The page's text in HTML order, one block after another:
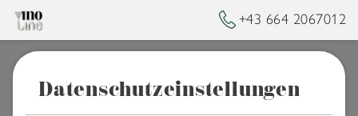
+43 664 2067012
➥ZURÜCK ZUR STARTSEITE
Datenschutzeinstellungen